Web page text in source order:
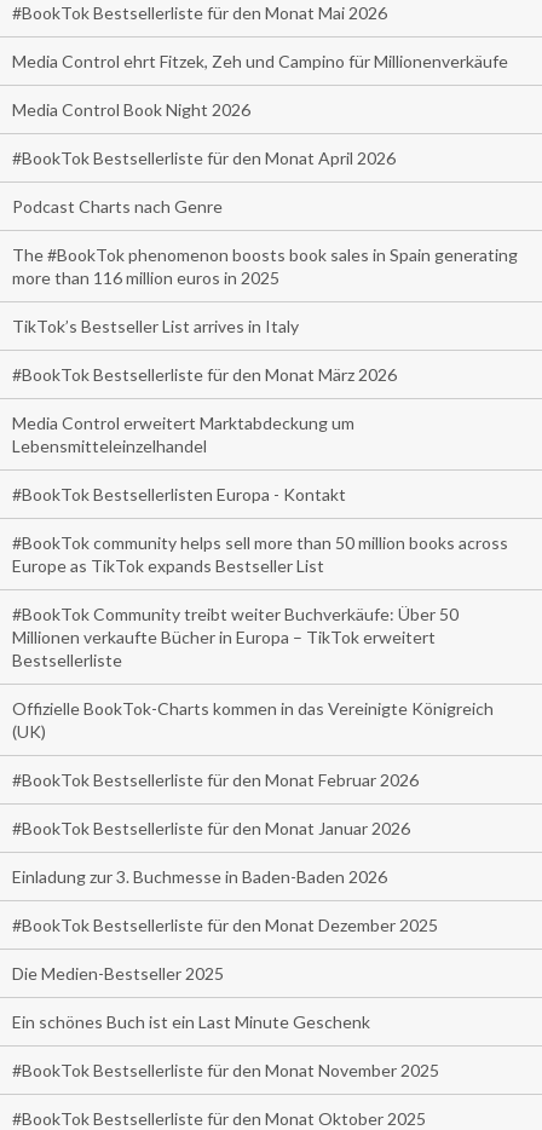
#BookTok Bestsellerliste für den Monat Mai 2026
Media Control ehrt Fitzek, Zeh und Campino für Millionenverkäufe
Media Control Book Night 2026
#BookTok Bestsellerliste für den Monat April 2026
Podcast Charts nach Genre
The #BookTok phenomenon boosts book sales in Spain generating
more than 116 million euros in 2025
TikTok’s Bestseller List arrives in Italy
#BookTok Bestsellerliste für den Monat März 2026
Media Control erweitert Marktabdeckung um
Lebensmitteleinzelhandel
#BookTok Bestsellerlisten Europa - Kontakt
#BookTok community helps sell more than 50 million books across
Europe as TikTok expands Bestseller List
#BookTok Community treibt weiter Buchverkäufe: Über 50
Millionen verkaufte Bücher in Europa – TikTok erweitert
Bestsellerliste
Offizielle BookTok-Charts kommen in das Vereinigte Königreich
(UK)
#BookTok Bestsellerliste für den Monat Februar 2026
#BookTok Bestsellerliste für den Monat Januar 2026
Einladung zur 3. Buchmesse in Baden-Baden 2026
#BookTok Bestsellerliste für den Monat Dezember 2025
Die Medien-Bestseller 2025
Ein schönes Buch ist ein Last Minute Geschenk
#BookTok Bestsellerliste für den Monat November 2025
#BookTok Bestsellerliste für den Monat Oktober 2025